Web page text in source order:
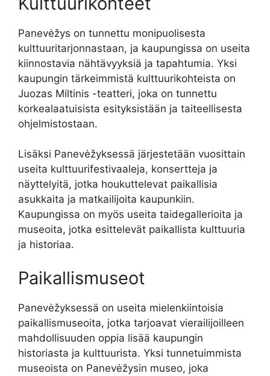
Panevėžys on tunnettu monipuolisesta
kulttuuritarjonnastaan, ja kaupungissa on useita
kiinnostavia nähtävyyksiä ja tapahtumia. Yksi
kaupungin tärkeimmistä kulttuurikohteista on
Juozas Miltinis -teatteri, joka on tunnettu
korkealaatuisista esityksistään ja taiteellisesta
ohjelmistostaan.
Lisäksi Panevėžyksessä järjestetään vuosittain
useita kulttuurifestivaaleja, konsertteja ja
näyttelyitä, jotka houkuttelevat paikallisia
asukkaita ja matkailijoita kaupunkiin.
Kaupungissa on myös useita taidegallerioita ja
museoita, jotka esittelevät paikallista kulttuuria
ja historiaa.
Paikallismuseot
Panevėžyksessä on useita mielenkiintoisia
paikallismuseoita, jotka tarjoavat vierailijoilleen
mahdollisuuden oppia lisää kaupungin
historiasta ja kulttuurista. Yksi tunnetuimmista
museoista on Panevėžysin museo, joka